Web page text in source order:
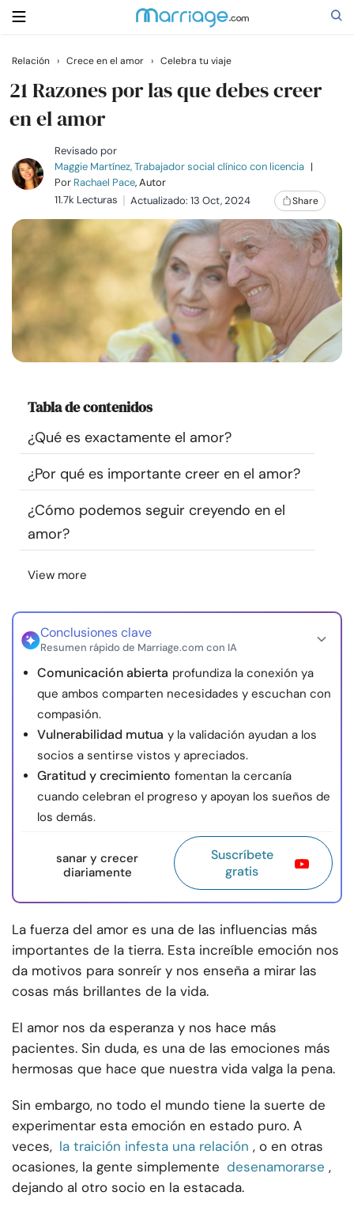
Buscar
Casarse
Relaciones
Familia
Ayuda
Cursos
Comunidad
Encuentra un terapeuta
Idioma
Sobre nosotros
© Copyright 2026. Todos los derechos reservados.
Relación › Crece en el amor › Celebra tu viaje
21 Razones por las que debes creer
en el amor
Revisado por
Maggie Martínez, Trabajador social clínico con licencia |
Por Rachael Pace, Autor
11.7k Lecturas
Actualizado: 13 Oct, 2024 Share
Tabla de contenidos
¿Qué es exactamente el amor?
¿Por qué es importante creer en el amor?
¿Cómo podemos seguir creyendo en el
amor?
View more
Conclusiones clave
Resumen rápido de Marriage.com con IA
Comunicación abierta profundiza la conexión ya
que ambos comparten necesidades y escuchan con
compasión.
Vulnerabilidad mutua y la validación ayudan a los
socios a sentirse vistos y apreciados.
Gratitud y crecimiento fomentan la cercanía
cuando celebran el progreso y apoyan los sueños de
los demás.
sanar y crecer
diariamente
Suscríbete
gratis
La fuerza del amor es una de las influencias más
importantes de la tierra. Esta increíble emoción nos
da motivos para sonreír y nos enseña a mirar las
cosas más brillantes de la vida.
El amor nos da esperanza y nos hace más
pacientes. Sin duda, es una de las emociones más
hermosas que hace que nuestra vida valga la pena.
Sin embargo, no todo el mundo tiene la suerte de
experimentar esta emoción en estado puro. A
veces, la traición infesta una relación , o en otras
ocasiones, la gente simplemente desenamorarse ,
dejando al otro socio en la estacada.